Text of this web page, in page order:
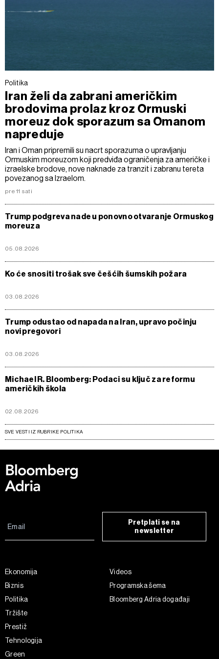
Politika
Iran želi da zabrani američkim
brodovima prolaz kroz Ormuski
moreuz dok sporazum sa Omanom
napreduje
Iran i Oman pripremili su nacrt sporazuma o upravljanju
Ormuskim moreuzom koji predviđa ograničenja za američke i
izraelske brodove, nove naknade za tranzit i zabranu tereta
povezanog sa Izraelom.
pre 11 sati
Trump podgreva nade u ponovno otvaranje Ormuskog
moreuza
05.08.2026
Ko će snositi trošak sve češćih šumskih požara
03.08.2026
Trump odustao od napada na Iran, upravo počinju
novi pregovori
03.08.2026
Michael R. Bloomberg: Podaci su ključ za reformu
američkih škola
02.08.2026
SVE VESTI IZ RUBRIKE POLITIKA
Pretplati se na
newsletter
Ekonomija
Biznis
Politika
Tržište
Prestiž
Tehnologija
Green
Videos
Programska šema
Bloomberg Adria događaji